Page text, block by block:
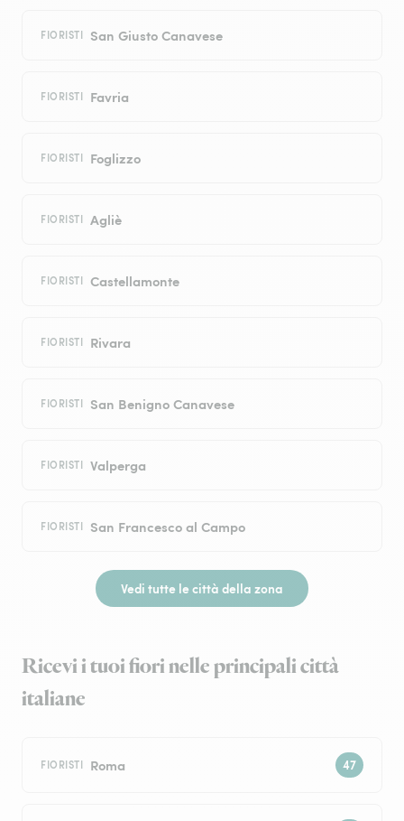
FIORISTI San Giusto Canavese
FIORISTI Favria
FIORISTI Foglizzo
FIORISTI Agliè
FIORISTI Castellamonte
FIORISTI Rivara
FIORISTI San Benigno Canavese
FIORISTI Valperga
FIORISTI San Francesco al Campo
Vedi tutte le città della zona
Ricevi i tuoi fiori nelle principali città
italiane
FIORISTI Roma